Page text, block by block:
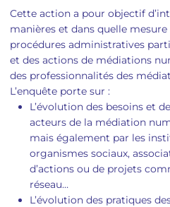
Cette action a pour objectif
manières et dans quelle
procédures administratives
et des actions de médiations
des professionnalités des
L’enquête porte sur :
L’évolution des besoins et
acteurs de la médiation
mais également par les
organismes sociaux,
d’actions ou de projets
réseau…
L’évolution des pratiques